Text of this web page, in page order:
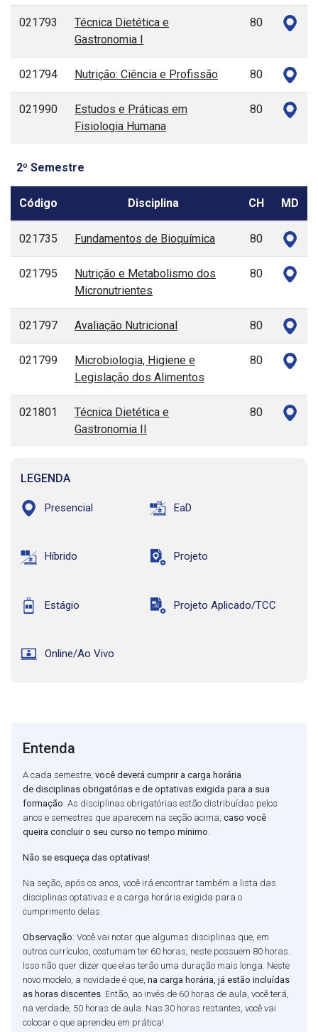
021793
Técnica Dietética e
Gastronomia I
80
021794 Nutrição: Ciência e Profissão 80
021990
Estudos e Práticas em
Fisiologia Humana
80
2º Semestre
Código Disciplina CH MD
021735 Fundamentos de Bioquímica 80
021795
Nutrição e Metabolismo dos
Micronutrientes
80
021797 Avaliação Nutricional 80
021799
Microbiologia, Higiene e
Legislação dos Alimentos
80
021801
Técnica Dietética e
Gastronomia II
80
LEGENDA
Presencial EaD
Híbrido Projeto
Estágio Projeto Aplicado/TCC
Online/Ao Vivo
Entenda
A cada semestre, você deverá cumprir a carga horária
de disciplinas obrigatórias e de optativas exigida para a sua
formação. As disciplinas obrigatórias estão distribuídas pelos
anos e semestres que aparecem na seção acima, caso você
queira concluir o seu curso no tempo mínimo.
Não se esqueça das optativas!
Na seção, após os anos, você irá encontrar também a lista das
disciplinas optativas e a carga horária exigida para o
cumprimento delas.
Observação: Você vai notar que algumas disciplinas que, em
outros currículos, costumam ter 60 horas, neste possuem 80 horas.
Isso não quer dizer que elas terão uma duração mais longa. Neste
novo modelo, a novidade é que, na carga horária, já estão incluídas
as horas discentes. Então, ao invés de 60 horas de aula, você terá,
na verdade, 50 horas de aula. Nas 30 horas restantes, você vai
colocar o que aprendeu em prática!